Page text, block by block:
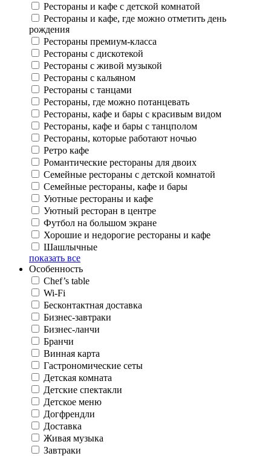
Рестораны и кафе с детской комнатой
Рестораны и кафе, где можно отметить день
рождения
Рестораны премиум-класса
Рестораны с дискотекой
Рестораны с живой музыкой
Рестораны с кальяном
Рестораны с танцами
Рестораны, где можно потанцевать
Рестораны, кафе и бары с красивым видом
Рестораны, кафе и бары с танцполом
Рестораны, которые работают ночью
Ретро кафе
Романтические рестораны для двоих
Семейные рестораны с детской комнатой
Семейные рестораны, кафе и бары
Уютные рестораны и кафе
Уютный ресторан в центре
Футбол на большом экране
Хорошие и недорогие рестораны и кафе
Шашлычные
показать все
Особенность
Chef’s table
Wi-Fi
Бесконтактная доставка
Бизнес-завтраки
Бизнес-ланчи
Бранчи
Винная карта
Гастрономические сеты
Детская комната
Детские спектакли
Детское меню
Догфрендли
Доставка
Живая музыка
Завтраки